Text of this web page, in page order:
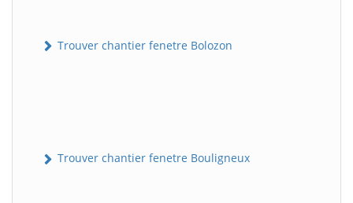
Trouver chantier fenetre Bolozon
Trouver chantier fenetre Bouligneux